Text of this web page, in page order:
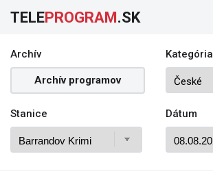
TELEPROGRAM.SK
Archív
Archív programov
Kategória
Stanice Dátum